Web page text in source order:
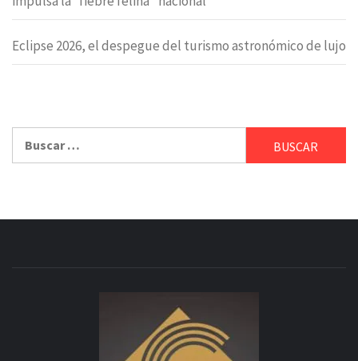
Eclipse 2026, el despegue del turismo astronómico de lujo